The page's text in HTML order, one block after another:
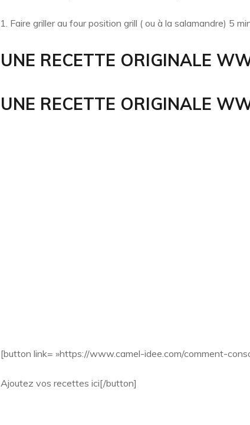
Faire griller au four position grill ( ou à la salamandre) 5
UNE RECETTE ORIGINALE
UNE RECETTE ORIGINALE
[button link= »https://www.camel-idee.com/comment-
Ajoutez vos recettes ici[/button]